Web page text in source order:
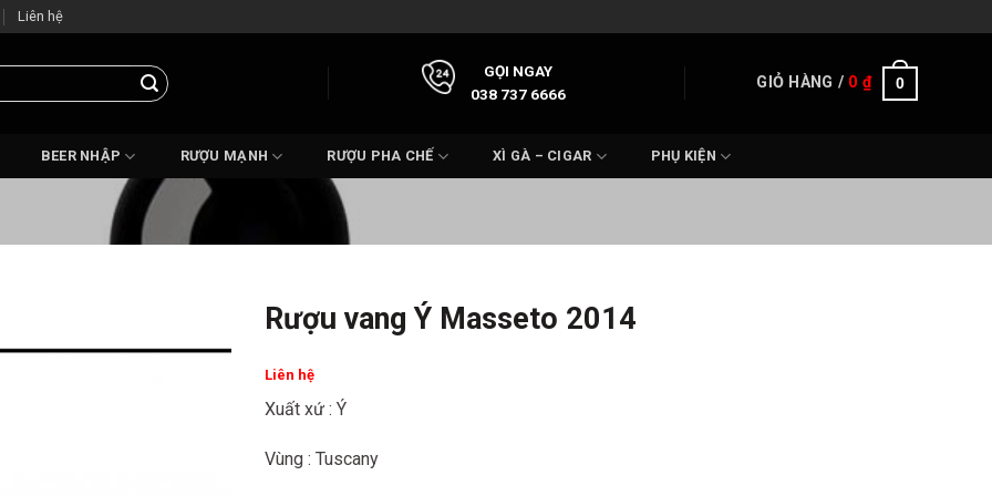
Liên hệ
GỌI NGAY
038 737 6666
GIỎ HÀNG / 0₫ 0
BEER NHẬP RƯỢU MẠNH RƯỢU PHA CHẾ XÌ GÀ – CIGAR PHỤ KIỆN
Rượu vang Ý Masseto 2014
Liên hệ
Xuất xứ : Ý
Vùng : Tuscany